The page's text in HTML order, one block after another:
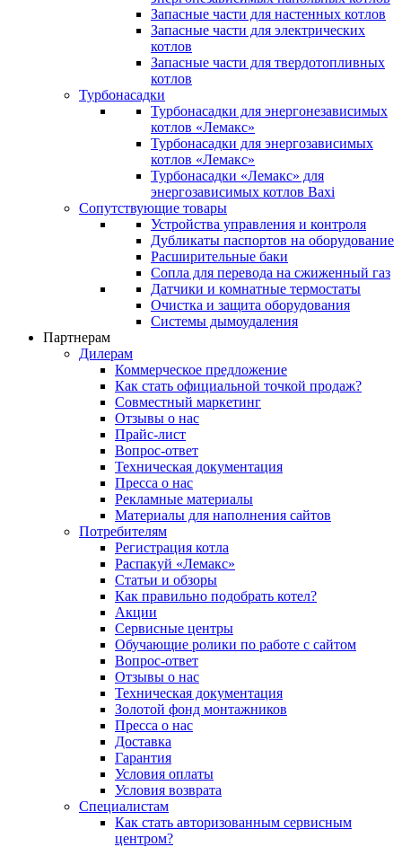
Запасные части для настенных котлов
Запасные части для электрических
котлов
Запасные части для твердотопливных
котлов
Турбонасадки
Турбонасадки для энергонезависимых
котлов «Лемакс»
Турбонасадки для энергозависимых
котлов «Лемакс»
Турбонасадки «Лемакс» для
энергозависимых котлов Baxi
Сопутствующие товары
Устройства управления и контроля
Дубликаты паспортов на оборудование
Расширительные баки
Сопла для перевода на сжиженный газ
Датчики и комнатные термостаты
Очистка и защита оборудования
Системы дымоудаления
Партнерам
Дилерам
Коммерческое предложение
Как стать официальной точкой продаж?
Совместный маркетинг
Отзывы о нас
Прайс-лист
Вопрос-ответ
Техническая документация
Пресса о нас
Рекламные материалы
Материалы для наполнения сайтов
Потребителям
Регистрация котла
Распакуй «Лемакс»
Статьи и обзоры
Как правильно подобрать котел?
Акции
Сервисные центры
Обучающие ролики по работе с сайтом
Вопрос-ответ
Отзывы о нас
Техническая документация
Золотой фонд монтажников
Пресса о нас
Доставка
Гарантия
Условия оплаты
Условия возврата
Специалистам
Как стать авторизованным сервисным
центром?